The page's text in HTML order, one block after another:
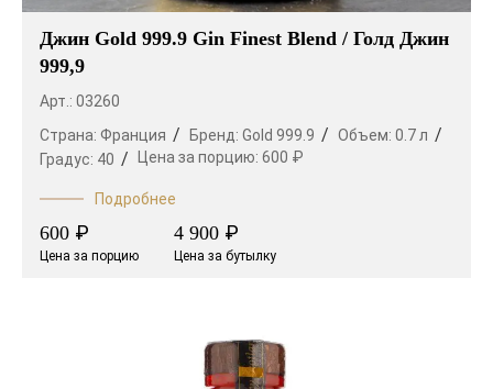
Джин Gold 999.9 Gin Finest Blend / Голд Джин
999,9
Арт.: 03260
Страна: Франция Бренд: Gold 999.9 Объем: 0.7 л
Градус: 40 Цена за порцию: 600 ₽
Подробнее
600 ₽
Цена за порцию
4 900 ₽
Цена за бутылку